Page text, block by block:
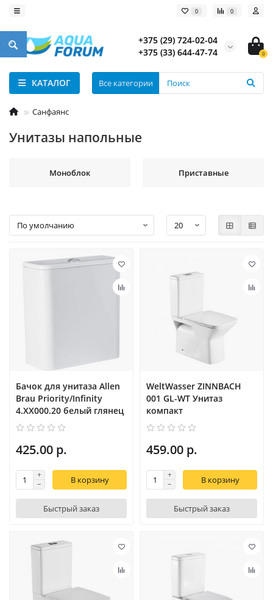
0 0
+375 (29) 724-02-04
+375 (33) 644-47-74
0
КАТАЛОГ Все категории
Санфаянс
Унитазы напольные
Моноблок Приставные
Бачок для унитаза Allen
Brau Priority/Infinity
4.XX000.20 белый глянец
425.00 р.
В корзину
Быстрый заказ
WeltWasser ZINNBACH
001 GL-WT Унитаз
компакт
459.00 р.
В корзину
Быстрый заказ